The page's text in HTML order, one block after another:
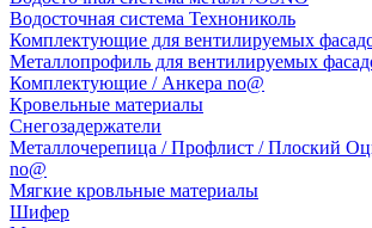
Водосточная система Технониколь
Комплектующие для вентилируемых
Металлопрофиль для вентилируемых
Комплектующие / Анкера no@
Кровельные материалы
Снегозадержатели
Металлочерепица / Профлист / Плоский
no@
Мягкие кровльные материалы
Шифер